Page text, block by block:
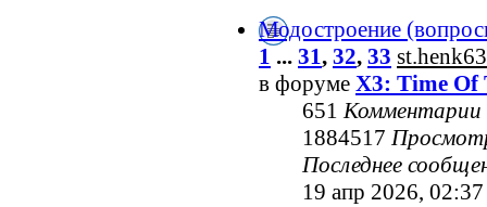
Модостроение
1 ... 31, 32, 33 st.henk63
в форуме X3: Time Of
651Комментарии
1884517
Последнее
19 апр 2026, 02:37